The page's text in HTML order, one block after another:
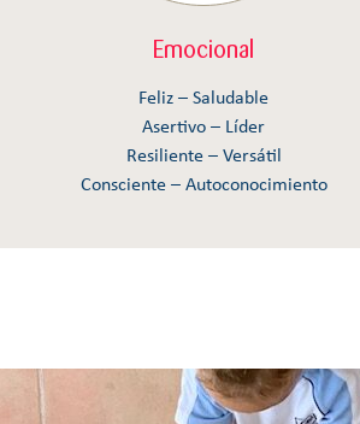
Emocional
Feliz – Saludable
Asertivo – Líder
Resiliente – Versátil
Consciente – Autoconocimiento